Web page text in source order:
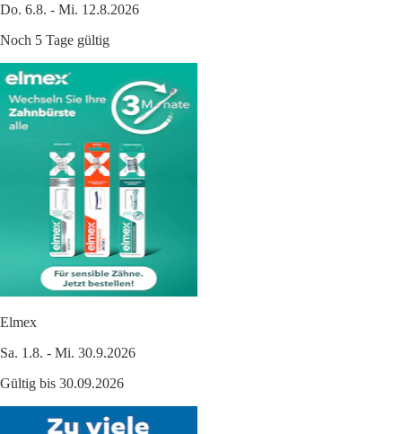
Do. 6.8. - Mi. 12.8.2026
Noch 5 Tage gültig
Elmex
Sa. 1.8. - Mi. 30.9.2026
Gültig bis 30.09.2026